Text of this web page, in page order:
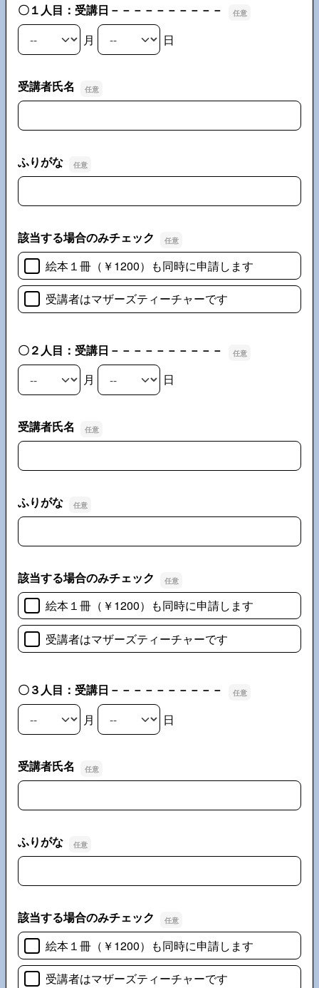
〇１人目：受講日－－－－－－－－－－
〇１人目：受講日－－－－－－－－－－の月
月
〇１人目：受講日－－－－－－－－－－の日
日
受講者氏名
受講者氏名
ふりがな
ふりがな
該当する場合のみチェック
絵本１冊（￥1200）も同時に申請します
受講者はマザーズティーチャーです
〇２人目：受講日－－－－－－－－－－
〇２人目：受講日－－－－－－－－－－の月
月
〇２人目：受講日－－－－－－－－－－の日
日
受講者氏名
受講者氏名
ふりがな
ふりがな
該当する場合のみチェック
絵本１冊（￥1200）も同時に申請します
受講者はマザーズティーチャーです
〇３人目：受講日－－－－－－－－－－
〇３人目：受講日－－－－－－－－－－の月
月
〇３人目：受講日－－－－－－－－－－の日
日
受講者氏名
受講者氏名
ふりがな
ふりがな
該当する場合のみチェック
絵本１冊（￥1200）も同時に申請します
受講者はマザーズティーチャーです